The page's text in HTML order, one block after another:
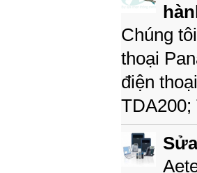
Chúng
thoại
điện
TDA200;